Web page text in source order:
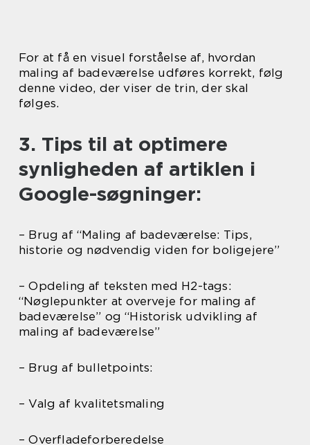
For at få en visuel forståelse af, hvordan
maling af badeværelse udføres korrekt, følg
denne video, der viser de trin, der skal
følges.
3. Tips til at optimere
synligheden af artiklen i
Google-søgninger:
– Brug af “Maling af badeværelse: Tips,
historie og nødvendig viden for boligejere”
– Opdeling af teksten med H2-tags:
“Nøglepunkter at overveje for maling af
badeværelse” og “Historisk udvikling af
maling af badeværelse”
– Brug af bulletpoints:
– Valg af kvalitetsmaling
– Overfladeforberedelse